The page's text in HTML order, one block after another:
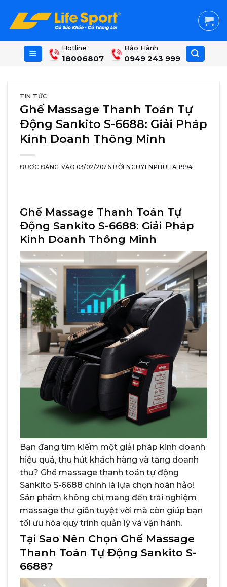
content
Hotline
18006807
Bảo Hành
0949 243 999
TIN TỨC
Ghế Massage Thanh Toán Tự
Động Sankito S-6688: Giải Pháp
Kinh Doanh Thông Minh
ĐƯỢC ĐĂNG VÀO 03/02/2026 BỞINGUYENPHUHAI1994
Ghế Massage Thanh Toán Tự
Động Sankito S-6688: Giải Pháp
Kinh Doanh Thông Minh
Bạn đang tìm kiếm một giải pháp kinh doanh
hiệu quả, thu hút khách hàng và tăng doanh
thu? Ghế massage thanh toán tự động
Sankito S-6688 chính là lựa chọn hoàn hảo!
Sản phẩm không chỉ mang đến trải nghiệm
massage thư giãn tuyệt vời mà còn giúp bạn
tối ưu hóa quy trình quản lý và vận hành.
Tại Sao Nên Chọn Ghế Massage
Thanh Toán Tự Động Sankito S-
6688?